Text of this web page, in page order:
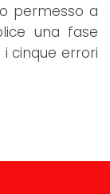
permesso a
una fase
cinque errori